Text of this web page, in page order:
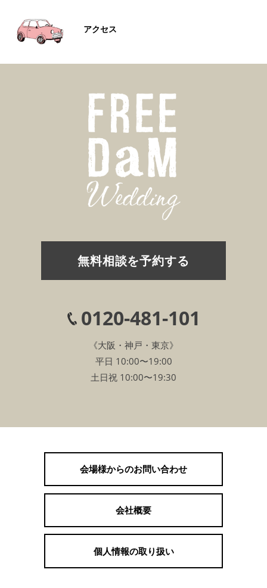
アクセス
無料相談を予約する
0120-481-101
《大阪・神戸・東京》
平日 10:00〜19:00
土日祝 10:00〜19:30
会場様からのお問い合わせ
会社概要
個人情報の取り扱い